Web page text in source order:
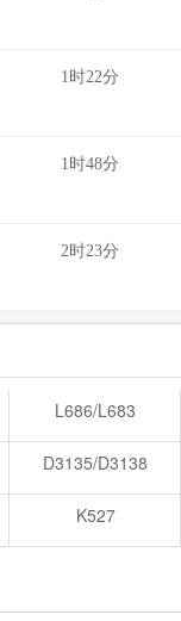
1时22分
1时48分
2时23分
L686/L683
D3135/D3138
K527